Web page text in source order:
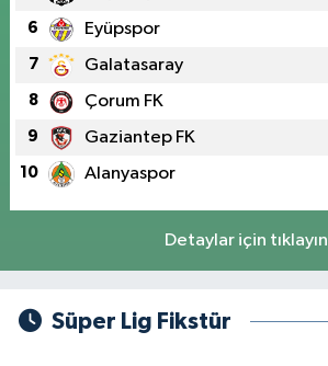
6 Eyüpspor
7 Galatasaray
8 Çorum FK
9 Gaziantep FK
10 Alanyaspor
Detaylar için tıklayın
Süper Lig Fikstür